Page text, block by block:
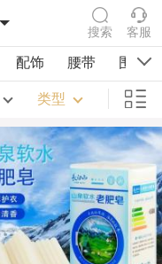
搜索 客服
配饰 腰带 围巾/
类型